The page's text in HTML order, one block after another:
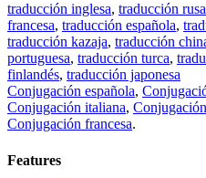
traducción inglesa, traducción rusa
francesa, traducción española,
traducción kazaja, traducción
portuguesa, traducción turca,
finlandés, traducción japonesa
Conjugación española,
Conjugación italiana,
Conjugación francesa.
Features